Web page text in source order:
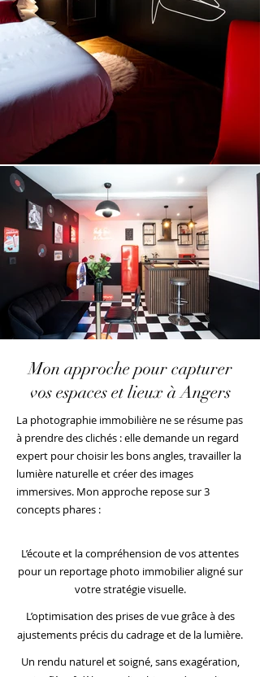
Mon approche pour capturer
vos espaces et lieux à Angers
La photographie immobilière ne se résume pas
à prendre des clichés : elle demande un regard
expert pour choisir les bons angles, travailler la
lumière naturelle et créer des images
immersives. Mon approche repose sur 3
concepts phares :
L’écoute et la compréhension de vos attentes
pour un reportage photo immobilier aligné sur
votre stratégie visuelle.
L’optimisation des prises de vue grâce à des
ajustements précis du cadrage et de la lumière.
Un rendu naturel et soigné, sans exagération,